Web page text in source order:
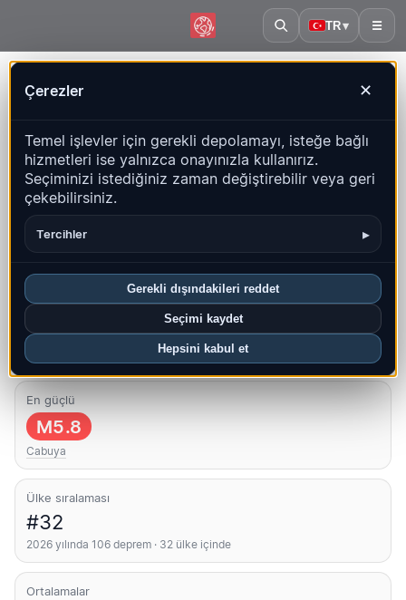
TR▾ ☰
Çerezler ✕
Temel işlevler için gerekli depolamayı, isteğe bağlı
hizmetleri ise yalnızca onayınızla kullanırız.
Seçiminizi istediğiniz zaman değiştirebilir veya geri
çekebilirsiniz.
Tercihler ▸
Gerekli dışındakileri reddet
Seçimi kaydet
Hepsini kabul et
QuakeMap24
Canlı harita, istatistikler ve son olaylar
Geçmiş haritasını aç
Genel bakış Harita Son Grafikler En iyi bölgeler SSS
Bu ayki depremler
11
En yeni UTC: 2026-08-06 10:33:09
En güçlü
M5.8
Cabuya
Ülke sıralaması
#32
2026 yılında 106 deprem · 32 ülke içinde
Ortalamalar